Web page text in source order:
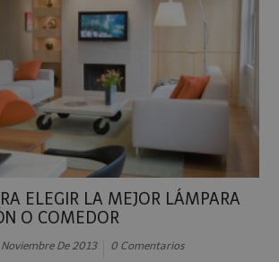
ELEGIR LA MEJOR LÁMPARA
O COMEDOR
Noviembre De 2013 0 Comentarios